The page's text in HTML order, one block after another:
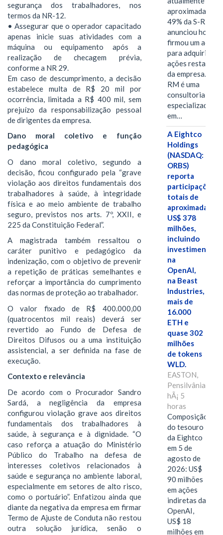
segurança dos trabalhadores, nos
termos da NR-12.
• Assegurar que o operador capacitado
apenas inicie suas atividades com a
máquina ou equipamento após a
realização de checagem prévia,
conforme a NR 29.
Em caso de descumprimento, a decisão
estabelece multa de R$ 20 mil por
ocorrência, limitada a R$ 400 mil, sem
prejuízo da responsabilização pessoal
de dirigentes da empresa.
Dano moral coletivo e função
pedagógica
O dano moral coletivo, segundo a
decisão, ficou configurado pela “grave
violação aos direitos fundamentais dos
trabalhadores à saúde, à integridade
física e ao meio ambiente de trabalho
seguro, previstos nos arts. 7º, XXII, e
225 da Constituição Federal”.
A magistrada também ressaltou o
caráter punitivo e pedagógico da
indenização, com o objetivo de prevenir
a repetição de práticas semelhantes e
reforçar a importância do cumprimento
das normas de proteção ao trabalhador.
O valor fixado de R$ 400.000,00
(quatrocentos mil reais) deverá ser
revertido ao Fundo de Defesa de
Direitos Difusos ou a uma instituição
assistencial, a ser definida na fase de
execução.
Contexto e relevância
De acordo com o Procurador Sandro
Sardá, a negligência da empresa
configurou violação grave aos direitos
fundamentais dos trabalhadores à
saúde, à segurança e à dignidade. “O
caso reforça a atuação do Ministério
Público do Trabalho na defesa de
interesses coletivos relacionados à
saúde e segurança no ambiente laboral,
especialmente em setores de alto risco,
como o portuário”. Enfatizou ainda que
diante da negativa da empresa em firmar
Termo de Ajuste de Conduta não restou
outra solução jurídica, senão o
49% da S-RM,
anunciou hoje
firmou um
para adquirir as
ações restantes
da empresa. A S-
RM é uma
consultoria
especializada
em…
A Eightco
Holdings
(NASDAQ:
ORBS)
reporta
participações
totais de
US$ 378
milhões,
incluindo
investimentos
na
OpenAI,
na Beast
Industries,
mais de
16.000
ETH e
quase 302
milhões
de tokens
WLD.
EASTON,
Pensilvânia,
hÃ¡ 5
horas
Composição
do tesouro
da Eightco
em 5 de
agosto de
2026: US$
90 milhões
em ações
indiretas da
OpenAI,
US$ 18
milhões em